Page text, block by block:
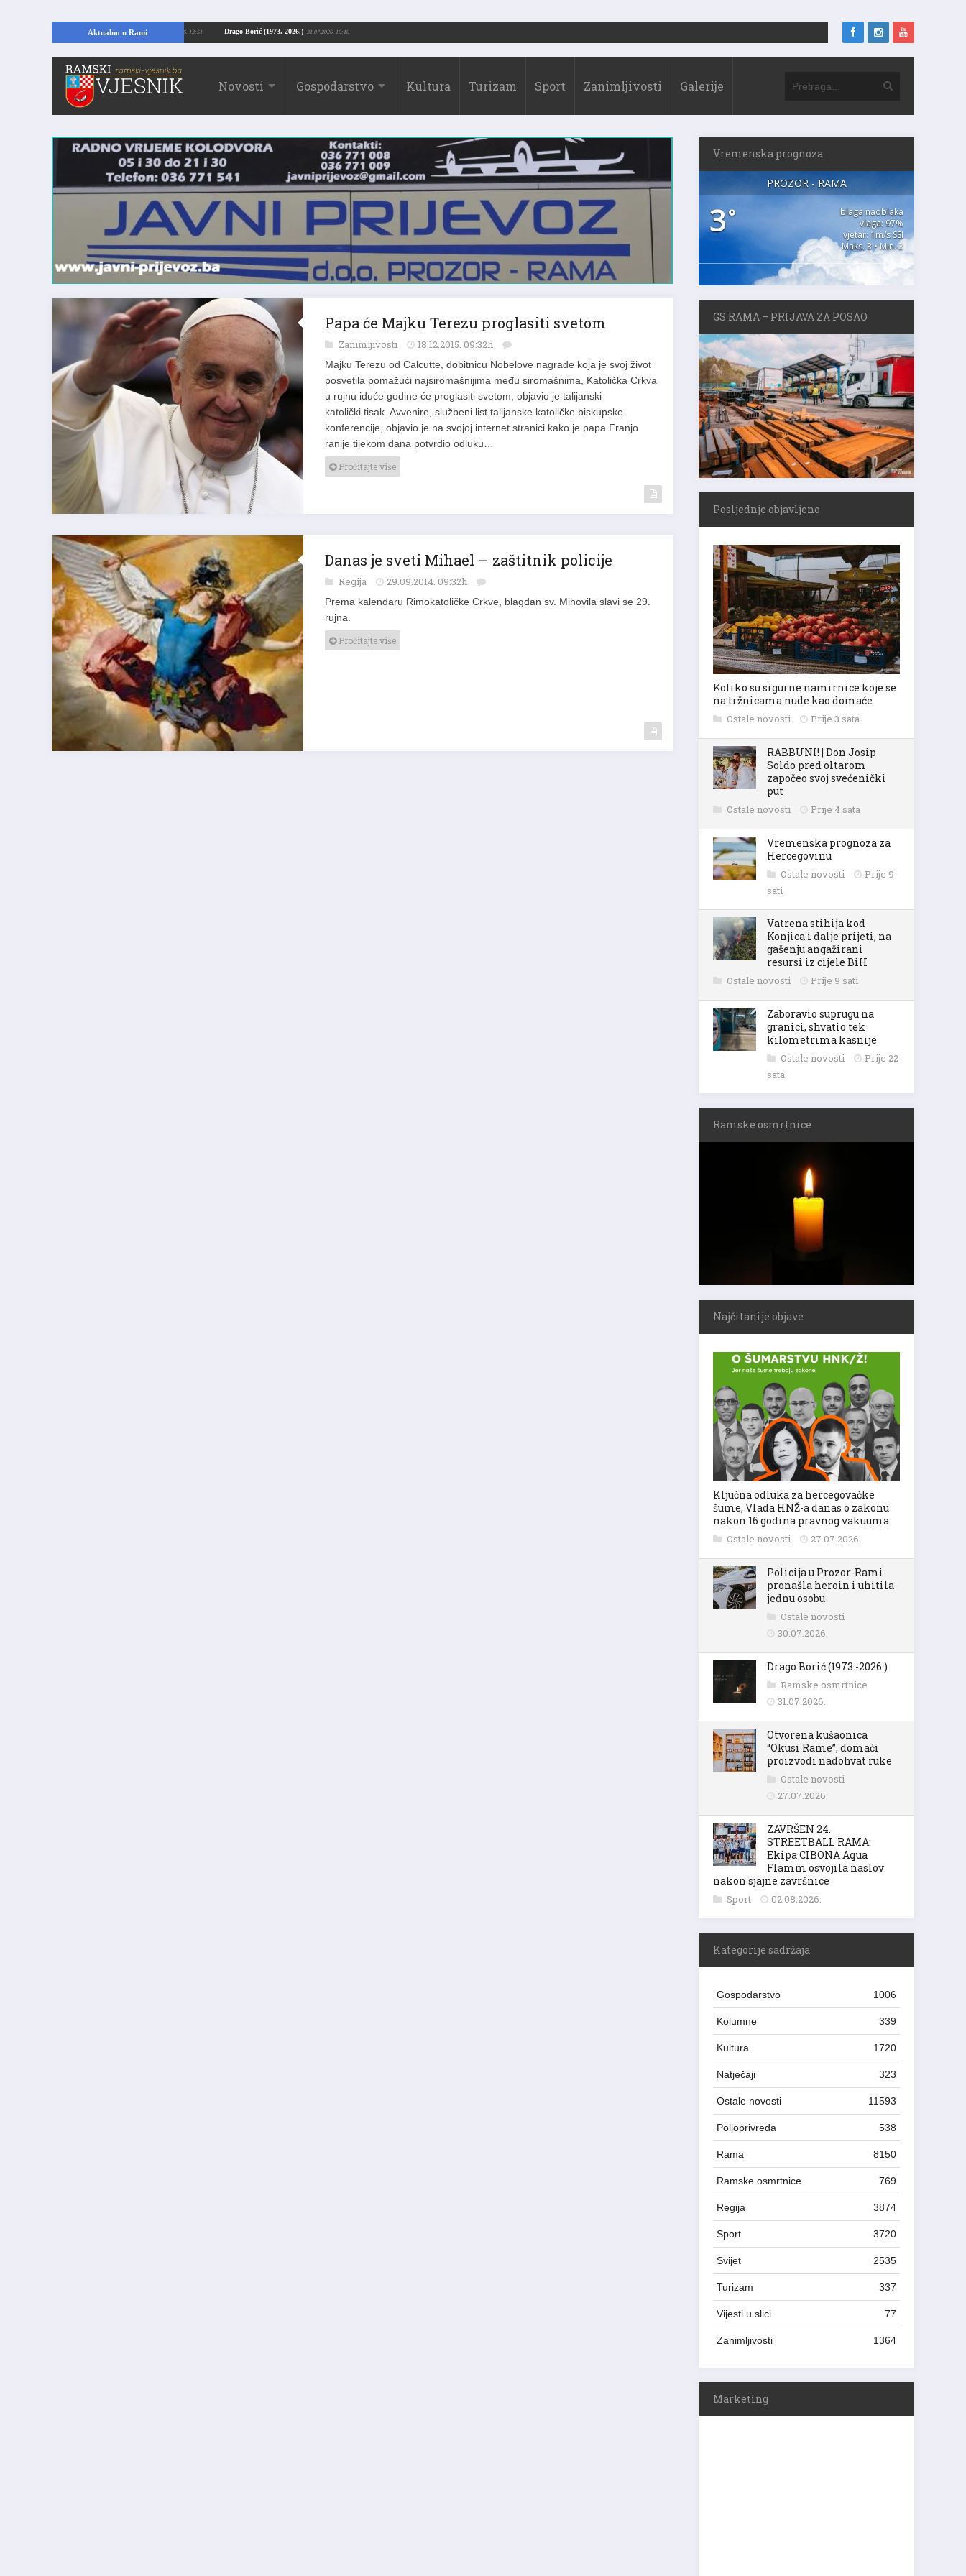
Aktualno u Rami Drago Borić (1973.-2026.) 31.07.2026. 19:10
temelje kuće, pronašao vrijedne arheološke ostatke 24.07.2026. 13:51
Novosti Gospodarstvo Kultura Turizam Sport Zanimljivosti Galerije
Papa će Majku Terezu proglasiti svetom
posvetila pomažući najsiromašnijima među siromašnima, Katolička Crkva
u rujnu iduće godine će proglasiti svetom, objavio je talijanski
katolički tisak. Avvenire, službeni list talijanske katoličke biskupske
konferencije, objavio je na svojoj internet stranici kako je papa Franjo
ranije tijekom dana potvrdio odluku…
Pročitajte više
Danas je sveti Mihael – zaštitnik policije
Pročitajte više
Vremenska prognoza
PROZOR - RAMA
3°
blaga naoblaka
vlaga: 97%
vjetar: 1m/s SSI
Maks. 3 • Min. 3
GS RAMA – PRIJAVA ZA POSAO
Posljednje objavljeno
Koliko su sigurne namirnice koje se
na tržnicama nude kao domaće
Ostale novosti Prije 3 sata
RABBUNI! | Don Josip
Soldo pred oltarom
započeo svoj svećenički
put
Ostale novosti Prije 4 sata
Vremenska prognoza za
Hercegovinu
Ostale novosti
Prije 9
sati
Vatrena stihija kod
Konjica i dalje prijeti, na
gašenju angažirani
resursi iz cijele BiH
Ostale novosti Prije 9 sati
Zaboravio suprugu na
granici, shvatio tek
kilometrima kasnije
Ostale novosti
Prije 22
sata
Ramske osmrtnice
Najčitanije objave
Ključna odluka za hercegovačke
šume, Vlada HNŽ-a danas o zakonu
nakon 16 godina pravnog vakuuma
Ostale novosti 27.07.2026.
Policija u Prozor-Rami
pronašla heroin i uhitila
jednu osobu
Ostale novosti
30.07.2026.
Drago Borić (1973.-2026.)
Ramske osmrtnice
31.07.2026.
Otvorena kušaonica
“Okusi Rame”, domaći
proizvodi nadohvat ruke
Ostale novosti
27.07.2026.
ZAVRŠEN 24.
STREETBALL RAMA:
Ekipa CIBONA Aqua
Flamm osvojila naslov
nakon sjajne završnice
Sport 02.08.2026.
Kategorije sadržaja
Gospodarstvo 1006
Kolumne 339
Kultura 1720
Natječaji 323
Ostale novosti 11593
Poljoprivreda 538
Rama 8150
Ramske osmrtnice 769
Regija 3874
Sport 3720
Svijet 2535
Turizam 337
Vijesti u slici 77
Zanimljivosti 1364
Marketing